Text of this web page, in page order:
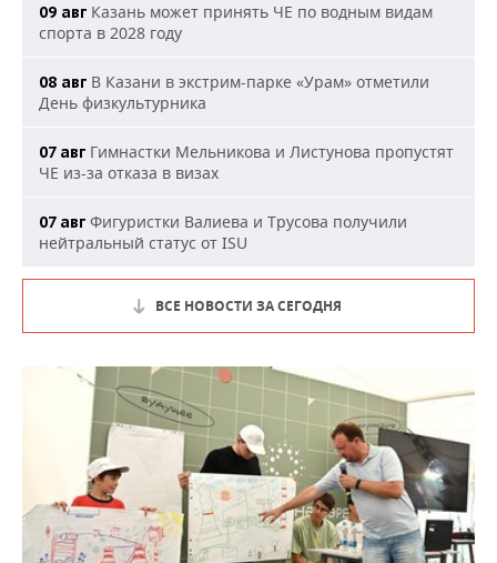
09 авг Казань может принять ЧЕ по водным видам
спорта в 2028 году
08 авг В Казани в экстрим-парке «Урам» отметили
День физкультурника
07 авг Гимнастки Мельникова и Листунова пропустят
ЧЕ из-за отказа в визах
07 авг Фигуристки Валиева и Трусова получили
нейтральный статус от ISU
ВСЕ НОВОСТИ ЗА СЕГОДНЯ